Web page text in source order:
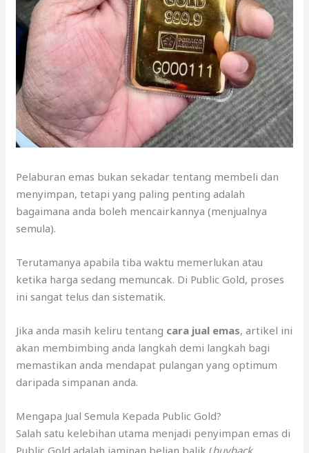
Pelaburan emas bukan sekadar tentang membeli dan
menyimpan, tetapi yang paling penting adalah
bagaimana anda boleh mencairkannya (menjualnya
semula).
Terutamanya apabila tiba waktu memerlukan atau
ketika harga sedang memuncak. Di Public Gold, proses
ini sangat telus dan sistematik.
Jika anda masih keliru tentang cara jual emas, artikel ini
akan membimbing anda langkah demi langkah bagi
memastikan anda mendapat pulangan yang optimum
daripada simpanan anda.
Mengapa Jual Semula Kepada Public Gold?
Salah satu kelebihan utama menjadi penyimpan emas di
Public Gold adalah jaminan belian balik (buyback